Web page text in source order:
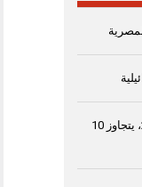
إنتاج القمح في مصر خلال موسم 2026، يتجاوز 10